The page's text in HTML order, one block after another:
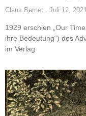
Claus Bernet Juli 12,
1929 erschien „Our
ihre Bedeutung“) des
im Verlag